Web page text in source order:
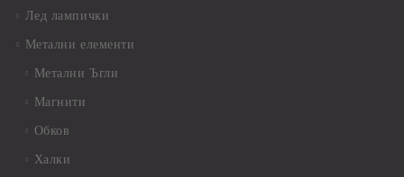
Лед лампички
Метални елементи
Метални Ъгли
Магнити
Обков
Халки